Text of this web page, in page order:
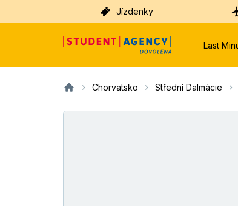
Jízdenky
Last
Chorvatsko Střední Dalmácie